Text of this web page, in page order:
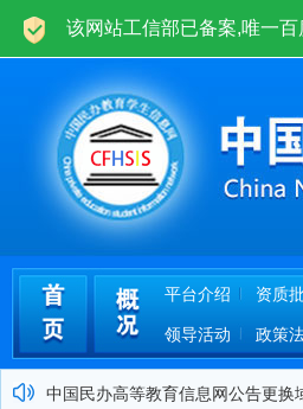
欢迎光临中国民办高等教育学生信息
平台介绍 资质
领导活动 政策
中国民办高等教育信息网公告更换